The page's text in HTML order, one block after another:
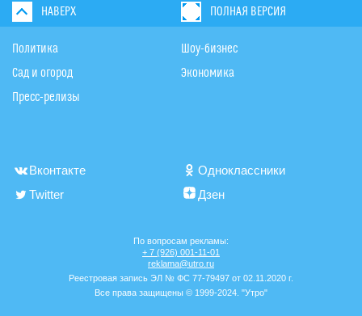
НАВЕРХ ПОЛНАЯ ВЕРСИЯ
Политика
Сад и огород
Пресс-релизы
Шоу-бизнес
Экономика
Вконтакте
Одноклассники
Twitter
Дзен
По вопросам рекламы:
+ 7 (926) 001-11-01
reklama@utro.ru
Реестровая запись ЭЛ № ФС 77-79497 от 02.11.2020 г.
Все права защищены © 1999-2024. "Утро"